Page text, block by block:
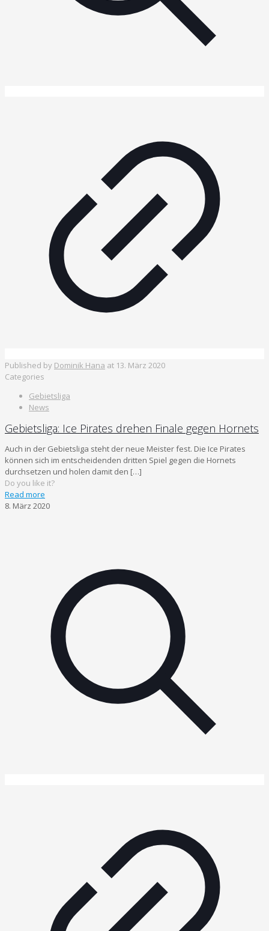
Published by Dominik Hana at 13. März 2020
Categories
Gebietsliga
News
Gebietsliga: Ice Pirates drehen Finale gegen Hornets
Auch in der Gebietsliga steht der neue Meister fest. Die Ice Pirates
können sich im entscheidenden dritten Spiel gegen die Hornets
durchsetzen und holen damit den […]
Do you like it?
Read more
8. März 2020